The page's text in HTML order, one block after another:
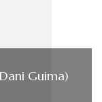
Guima)